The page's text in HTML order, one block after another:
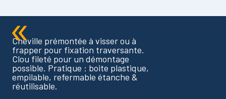
Cheville prémontée à visser ou à
frapper pour fixation traversante.
Clou fileté pour un démontage
possible. Pratique : boite plastique,
empilable, refermable étanche &
réutilisable.